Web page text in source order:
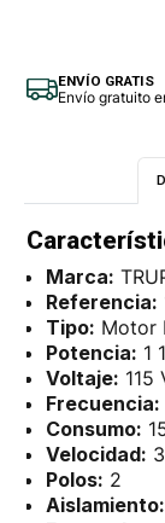
ENVÍO GRATIS
Envío gratuito
Marca:
Referencia:
Tipo: Motor
Potencia: 1
Voltaje: 115
Frecuencia:
Consumo:
Velocidad:
Polos: 2
Aislamiento: